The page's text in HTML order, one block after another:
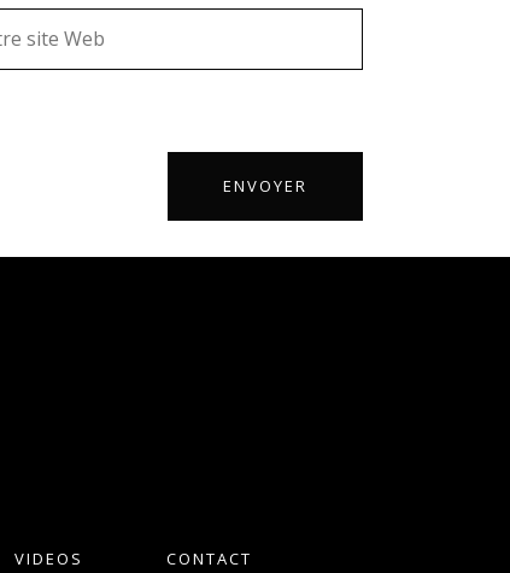
VIDEOS CONTACT